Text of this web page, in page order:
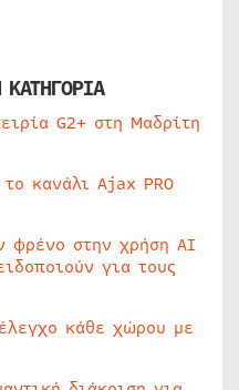
G2+ στη Μαδρίτη
κανάλι Ajax PRO
φρένο στην χρήση AI
για τους
κάθε χώρου με